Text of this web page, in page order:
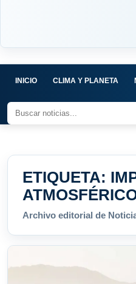
INICIO CLIMA Y PLANETA
ETIQUETA:
Archivo editorial de